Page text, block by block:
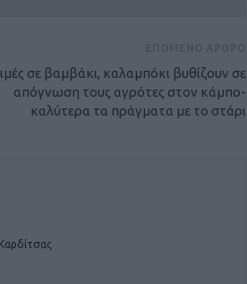
σε βαμβάκι, καλαμπόκι βυθίζουν σε
απόγνωση τους αγρότες στον κάμπο-
καλύτερα τα πράγματα με το στάρι